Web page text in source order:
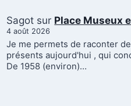
Sagot sur Place Museux
4 août 2026
Je me permets de raconter
présents aujourd'hui , qui
De 1958 (environ)…